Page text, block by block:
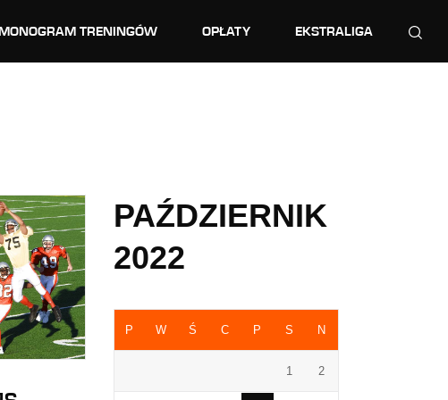
TRENINGÓW OPŁATY EKSTRALIGA
PAŹDZIERNIK
2022
P W Ś C P S N
1 2